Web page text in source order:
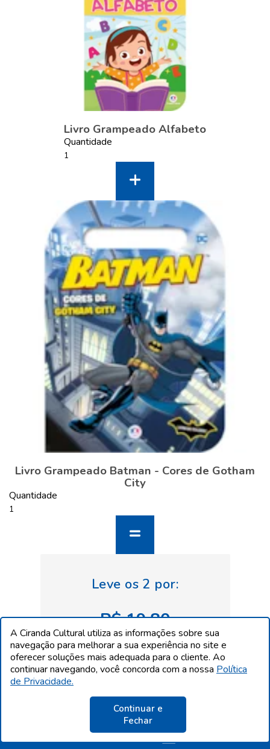
Livro Grampeado Alfabeto
Quantidade
Livro Grampeado Batman - Cores de Gotham
City
Quantidade
R$ 19,80
A Ciranda Cultural utiliza as informações sobre sua
navegação para melhorar a sua experiência no site e
oferecer soluções mais adequada para o cliente. Ao
continuar navegando, você concorda com a nossa Política
de Privacidade.
Continuar e
Fechar